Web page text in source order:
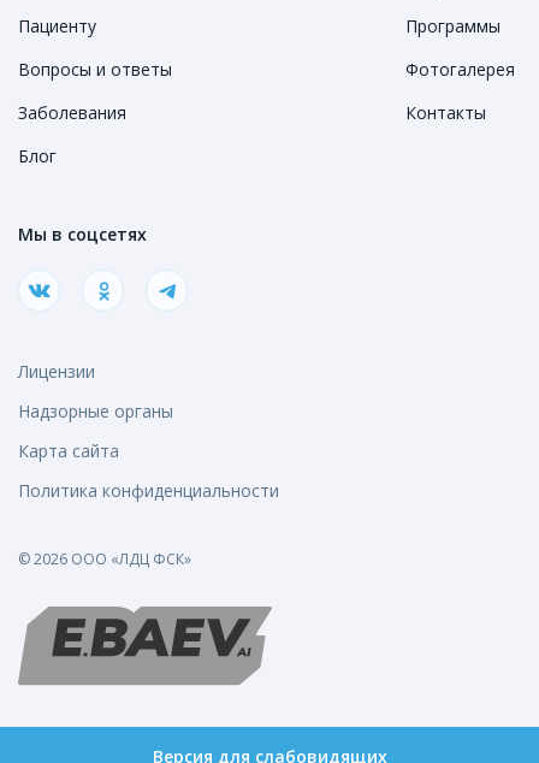
Пациенту
Вопросы и ответы
Заболевания
Блог
Программы
Фотогалерея
Контакты
Мы в соцсетях
Лицензии
Надзорные органы
Карта сайта
Политика конфиденциальности
© 2026 ООО «ЛДЦ ФСК»
Версия для слабовидящих